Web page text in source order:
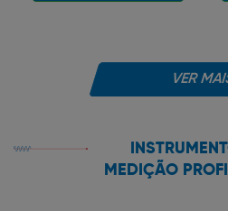
VER
MEDIÇÃO